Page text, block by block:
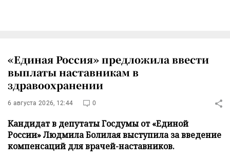
«Единая Россия» предложила ввести
выплаты наставникам в
здравоохранении
6 августа 2026, 12:44 0
Кандидат в депутаты Госдумы от «Единой
России» Людмила Болилая выступила за введение
компенсаций для врачей-наставников.